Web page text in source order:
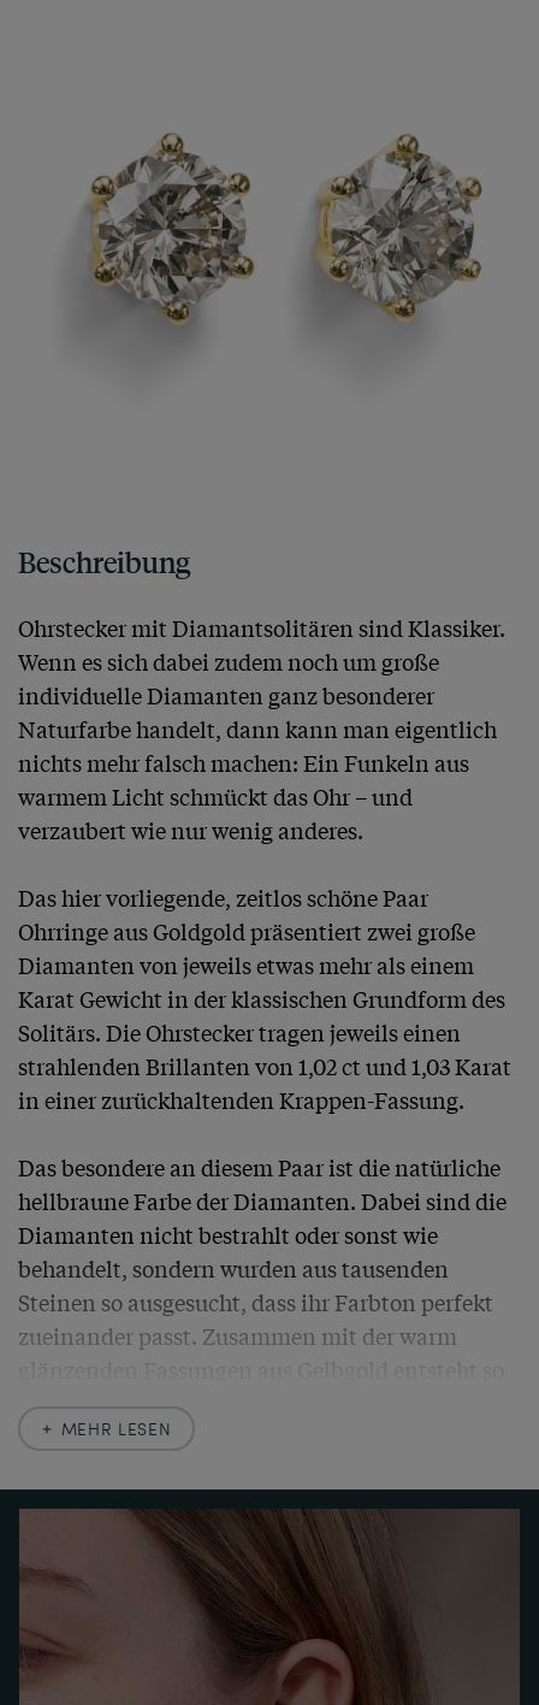
Beschreibung
Ohrstecker mit Diamantsolitären sind Klassiker.
Wenn es sich dabei zudem noch um große
individuelle Diamanten ganz besonderer
Naturfarbe handelt, dann kann man eigentlich
nichts mehr falsch machen: Ein Funkeln aus
warmem Licht schmückt das Ohr – und
verzaubert wie nur wenig anderes.
Das hier vorliegende, zeitlos schöne Paar
Ohrringe aus Goldgold präsentiert zwei große
Diamanten von jeweils etwas mehr als einem
Karat Gewicht in der klassischen Grundform des
Solitärs. Die Ohrstecker tragen jeweils einen
strahlenden Brillanten von 1,02 ct und 1,03 Karat
in einer zurückhaltenden Krappen-Fassung.
Das besondere an diesem Paar ist die natürliche
hellbraune Farbe der Diamanten. Dabei sind die
Diamanten nicht bestrahlt oder sonst wie
behandelt, sondern wurden aus tausenden
Steinen so ausgesucht, dass ihr Farbton perfekt
zueinander passt. Zusammen mit der warm
Ohrschmuck.
MEHR LESEN